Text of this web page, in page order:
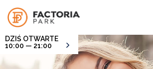
DZIŚ OTWARTE
10:00 — 21:00